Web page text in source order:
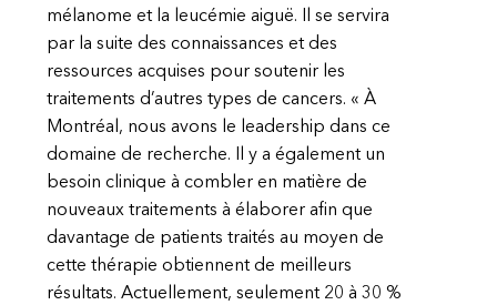
mélanome et la leucémie aiguë. Il se servira
par la suite des connaissances et des
ressources acquises pour soutenir les
traitements d’autres types de cancers. « À
Montréal, nous avons le leadership dans ce
domaine de recherche. Il y a également un
besoin clinique à combler en matière de
nouveaux traitements à élaborer afin que
davantage de patients traités au moyen de
cette thérapie obtiennent de meilleurs
résultats. Actuellement, seulement 20 à 30 %